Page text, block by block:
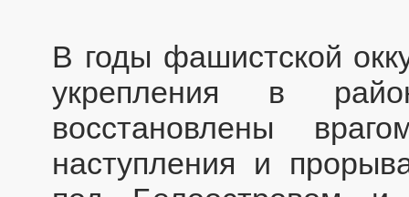
В годы фашистской
укрепления в
восстановлены
наступления и